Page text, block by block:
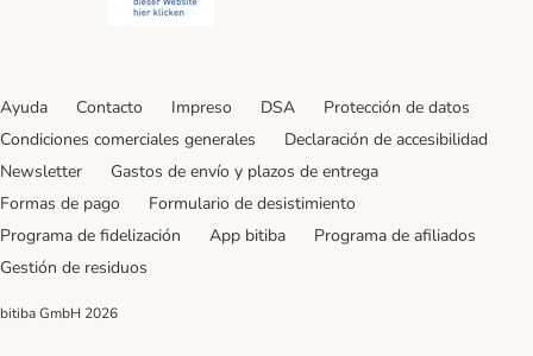
Ayuda Contacto Impreso DSA
Protección de datos
Condiciones comerciales generales
Declaración de accesibilidad
Newsletter
Gastos de envío y plazos de entrega
Formas de pago
Formulario de desistimiento
Programa de fidelización
App bitiba
Programa de afiliados
Gestión de residuos
bitiba GmbH 2026